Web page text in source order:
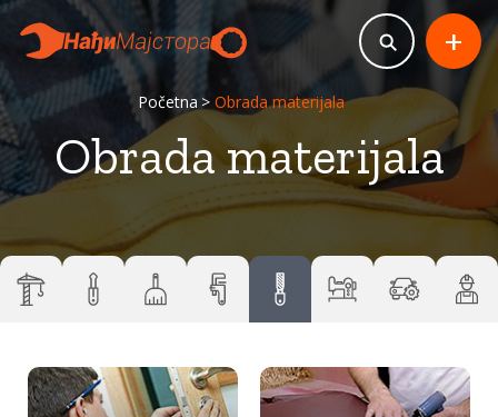
Početna Obrada materijala
Obrada materijala
+